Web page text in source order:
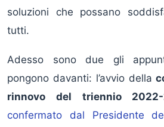
soluzioni che possano
tutti.
Adesso sono due gli
pongono davanti: l’avvio della
rinnovo del triennio 2022-
confermato dal Presidente